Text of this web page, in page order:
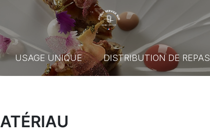
USAGE UNIQUE DISTRIBUTION DE REPAS